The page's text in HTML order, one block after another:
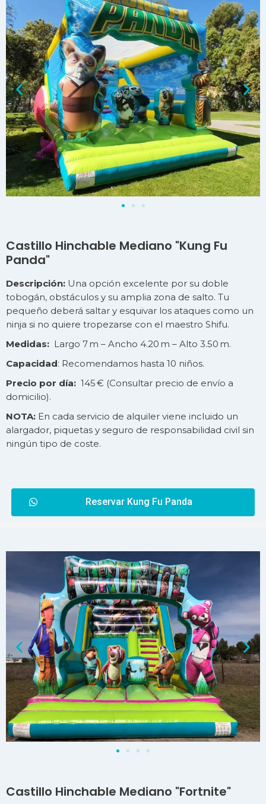
Castillo Hinchable Mediano "Kung Fu
Panda"
Descripción: Una opción excelente por su doble
tobogán, obstáculos y su amplia zona de salto. Tu
pequeño deberá saltar y esquivar los ataques como un
ninja si no quiere tropezarse con el maestro Shifu.
Medidas: Largo 7 m – Ancho 4.20 m – Alto 3.50 m.
Capacidad: Recomendamos hasta 10 niños.
Precio por día: 145 € (Consultar precio de envío a
domicilio).
NOTA: En cada servicio de alquiler viene incluido un
alargador, piquetas y seguro de responsabilidad civil sin
ningún tipo de coste.
Reservar Kung Fu Panda
Castillo Hinchable Mediano "Fortnite"